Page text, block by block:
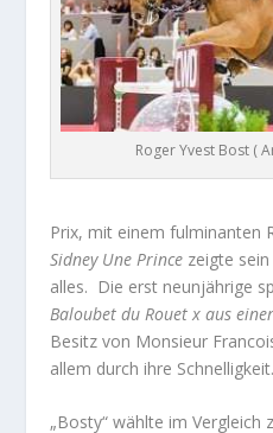
Roger Yvest Bost (
Prix, mit einem fulminanten
Sidney Une Prince zeigte
alles. Die erst neunjährige
Baloubet du Rouet x aus
Besitz von Monsieur
allem durch ihre Schnelligkeit.
„Bosty“ wählte im Vergleich